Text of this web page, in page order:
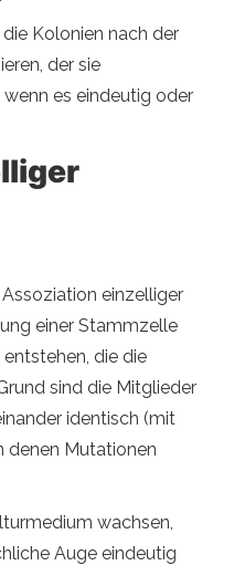
Kolonien nach der
der sie
es eindeutig oder
einzelliger
einer Stammzelle
die die
sind die Mitglieder
identisch (mit
denen Mutationen
wachsen,
Auge eindeutig